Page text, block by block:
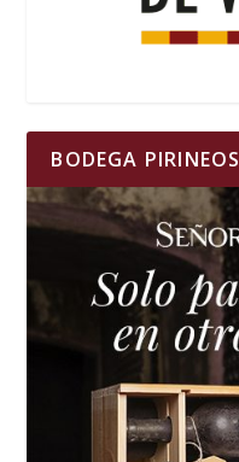
BODEGA PIRINEOS